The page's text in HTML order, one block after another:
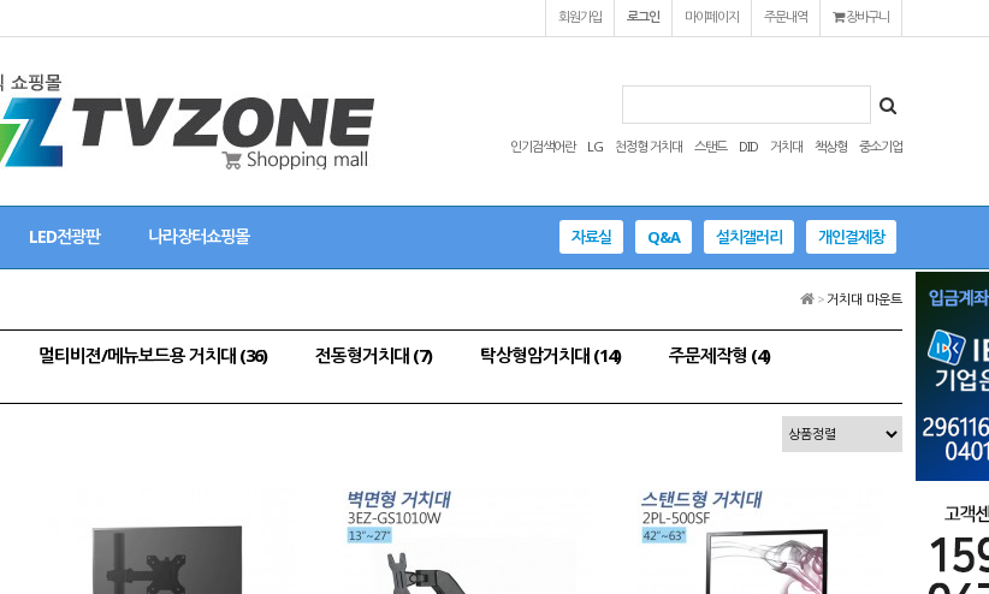
회원가입 로그인 마이페이지 주문내역 장바구니
인기검색어란 LG 천정형 거치대 스탠드 DID 거치대 책상형 중소기업
LED전광판 나라장터쇼핑몰 자료실 Q&A 설치갤러리 개인결제창
> 거치대 마운트
멀티비젼/메뉴보드용 거치대 (36) 전동형거치대 (7) 탁상형암거치대 (14)
주문제작형 (4)